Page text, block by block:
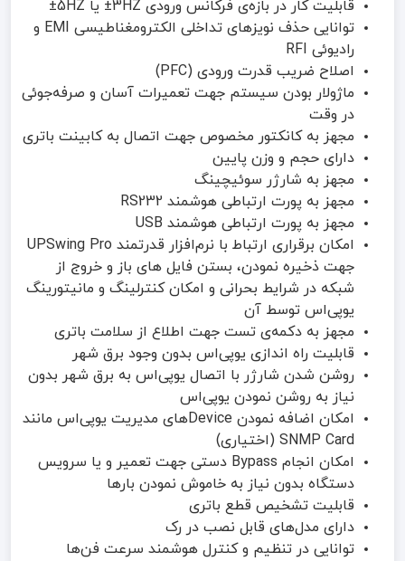
قابلیت کار در بازه‌ی فرکانس ورودی 3HZ± یا 5HZ±
توانایی حذف نویزهای تداخلی الکترومغناطیسی EMI و
رادیوئی RFI
اصلاح ضریب قدرت ورودی (PFC)
ماژولار بودن سیستم جهت تعمیرات آسان و صرفه‌جوئی
در وقت
مجهز به کانکتور مخصوص جهت اتصال به کابینت باتری
دارای حجم و وزن پایین
مجهز به شارژر سوئیچینگ
مجهز به پورت ارتباطی هوشمند RS232
مجهز به پورت ارتباطی هوشمند USB
امکان برقراری ارتباط با نرم‌افزار قدرتمند UPSwing Pro
جهت ذخیره نمودن، بستن فایل های باز و خروج از
شبکه در شرایط بحرانی و امکان کنترلینگ و مانیتورینگ
یوپی‌اس توسط آن
مجهز به دکمه‌ی تست جهت اطلاع از سلامت باتری
قابلیت راه اندازی یوپی‌اس بدون وجود برق شهر
روشن شدن شارژر با اتصال یوپی‌اس به برق شهر بدون
نیاز به روشن نمودن یوپی‌اس
امکان اضافه نمودن Deviceهای مدیریت یوپی‌اس مانند
SNMP Card (اختیاری)
امکان انجام Bypass دستی جهت تعمیر و یا سرویس
دستگاه بدون نیاز به خاموش نمودن بارها
قابلیت تشخیص قطع باتری
دارای مدل‌های قابل نصب در رک
توانایی در تنظیم و کنترل هوشمند سرعت فن‌ها